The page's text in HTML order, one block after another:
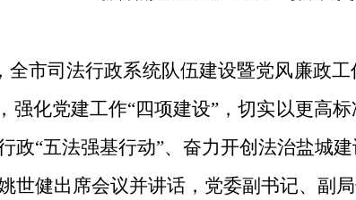
全市司法行政系统队伍建设暨党风廉政工
强化党建工作“四项建设”，切实以更高
政“五法强基行动”、奋力开创法治盐城
世健出席会议并讲话，党委副书记、副局